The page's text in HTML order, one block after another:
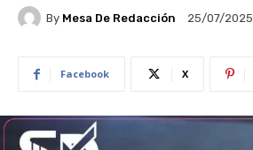
By Mesa De Redacción 25/07/2025
Facebook X